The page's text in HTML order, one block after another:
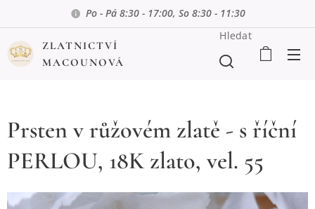
Po - Pá 8:30 - 17:00, So 8:30 - 11:30
ZLATNICTVÍ
MACOUNOVÁ
Hledat
Prsten v růžovém zlatě - s říční
PERLOU, 18K zlato, vel. 55